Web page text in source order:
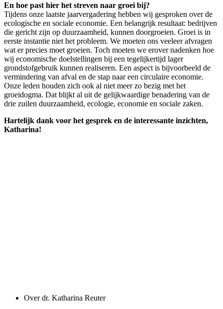
En hoe past hier het streven naar groei bij?
Tijdens onze laatste jaarvergadering hebben wij gesproken over de
ecologische en sociale economie. Een belangrijk resultaat: bedrijven
die gericht zijn op duurzaamheid, kunnen doorgroeien. Groei is in
eerste instantie niet het probleem. We moeten ons veeleer afvragen
wat er precies moet groeien. Toch moeten we erover nadenken hoe
wij economische doelstellingen bij een tegelijkertijd lager
grondstofgebruik kunnen realiseren. Een aspect is bijvoorbeeld de
vermindering van afval en de stap naar een circulaire economie.
Onze leden houden zich ook al niet meer zo bezig met het
groeidogma. Dat blijkt al uit de gelijkwaardige benadering van de
drie zuilen duurzaamheid, ecologie, economie en sociale zaken.
Hartelijk dank voor het gesprek en de interessante inzichten,
Katharina!
Over dr. Katharina Reuter